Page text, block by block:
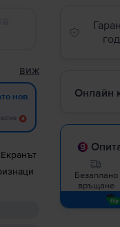
виж
нов Онлайн
Безаплано
връщане